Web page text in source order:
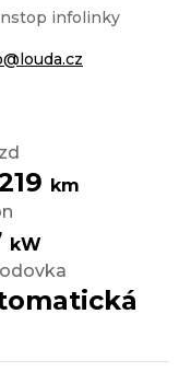
km
kW
infolinky